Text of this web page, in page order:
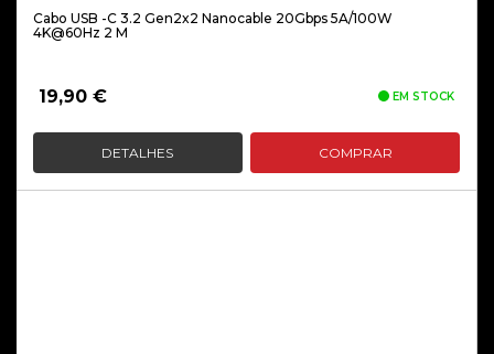
Cabo USB -C 3.2 Gen2x2 Nanocable 20Gbps 5A/100W
4K@60Hz 2 M
19,90 € EM STOCK
DETALHES COMPRAR